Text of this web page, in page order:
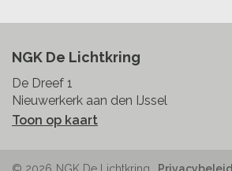
NGK De Lichtkring
De Dreef 1
Nieuwerkerk aan den IJssel
Toon op kaart